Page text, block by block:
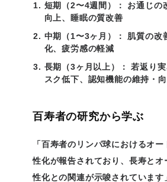
短期（2〜4週間）：
お通じの
向上、睡眠の質改善
中期（1〜3ヶ月）：
肌質の改
化、疲労感の軽減
長期（3ヶ月以上）：
若返り
スク低下、認知機能の維持・
百寿者の研究から学ぶ
「百寿者のリンパ球におけるオ
性化が報告されており、長寿とオ
性化との関連が示唆されています